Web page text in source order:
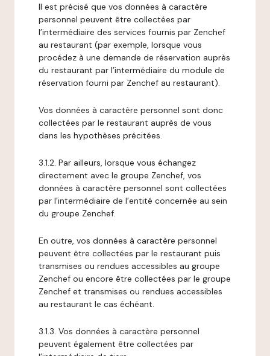
Il est précisé que vos données à caractère
personnel peuvent être collectées par
l’intermédiaire des services fournis par Zenchef
au restaurant (par exemple, lorsque vous
procédez à une demande de réservation auprès
du restaurant par l’intermédiaire du module de
réservation fourni par Zenchef au restaurant).
Vos données à caractère personnel sont donc
collectées par le restaurant auprès de vous
dans les hypothèses précitées.
3.1.2. Par ailleurs, lorsque vous échangez
directement avec le groupe Zenchef, vos
données à caractère personnel sont collectées
par l’intermédiaire de l’entité concernée au sein
du groupe Zenchef.
En outre, vos données à caractère personnel
peuvent être collectées par le restaurant puis
transmises ou rendues accessibles au groupe
Zenchef ou encore être collectées par le groupe
Zenchef et transmises ou rendues accessibles
au restaurant le cas échéant.
3.1.3. Vos données à caractère personnel
peuvent également être collectées par